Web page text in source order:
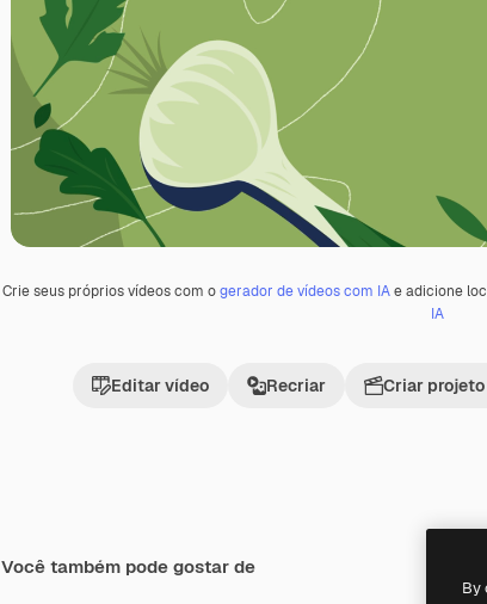
Crie seus próprios vídeos com ogerador de vídeos com IAe adicione
IA
Editar vídeo Recriar Criar
Você também pode gostar de
Gerado
By